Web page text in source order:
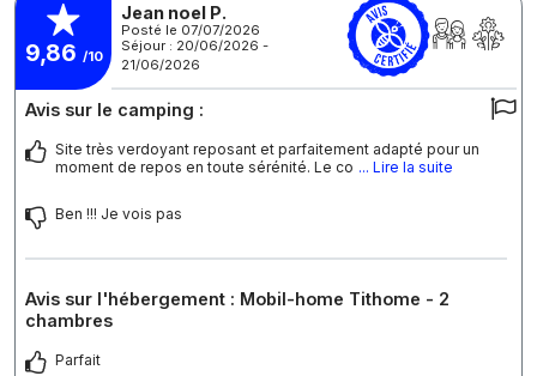
9,86 /10
Jean noel P.
Posté le 07/07/2026
Séjour : 20/06/2026 -
21/06/2026
Avis sur le camping :
Site très verdoyant reposant et parfaitement adapté pour un
moment de repos en toute sérénité. Le co ... Lire la suite
Ben !!! Je vois pas
Avis sur l'hébergement : Mobil-home Tithome - 2
chambres
Parfait